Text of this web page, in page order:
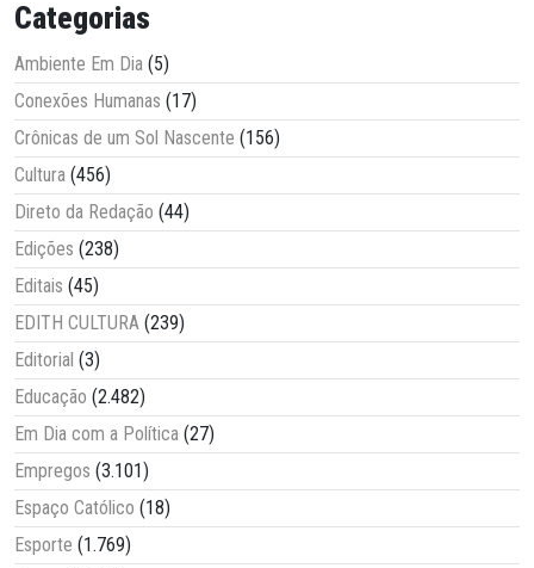
Categorias
Ambiente Em Dia (5)
Conexões Humanas (17)
Crônicas de um Sol Nascente (156)
Cultura (456)
Direto da Redação (44)
Edições (238)
Editais (45)
EDITH CULTURA (239)
Editorial (3)
Educação (2.482)
Em Dia com a Política (27)
Empregos (3.101)
Espaço Católico (18)
Esporte (1.769)